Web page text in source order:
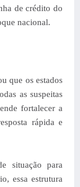
de crédito do
nacional.
que os estados
as suspeitas
fortalecer a
rápida e
situação para
essa estrutura